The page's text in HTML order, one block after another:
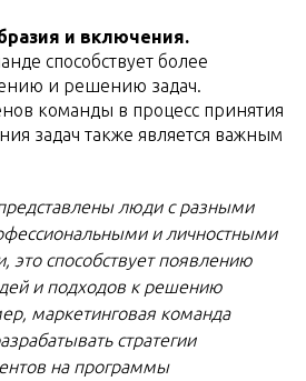
и включения.
способствует более
и решению задач.
команды в процесс принятия
задач также является важным
люди с разными
и личностными
это способствует появлению
и подходов к решению
маркетинговая команда
стратегии
на программы